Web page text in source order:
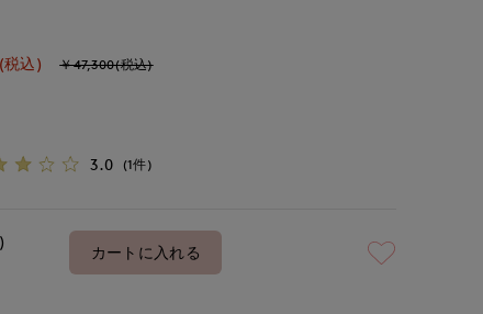
(税込) ￥47,300(税込)
3.0 (1件)
カートに入れる